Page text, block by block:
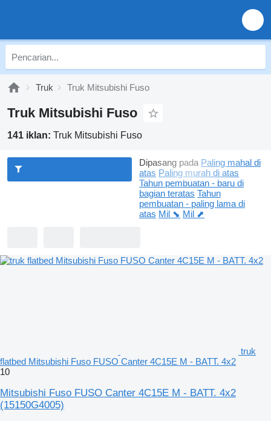
Truk Truk Mitsubishi Fuso
Truk Mitsubishi Fuso
141 iklan: Truk Mitsubishi Fuso
Dipasang pada Paling mahal di
atas Paling murah di atas
Tahun pembuatan - baru di
bagian teratas Tahun
pembuatan - paling lama di
atas Mil ⬊ Mil ⬈
truk
flatbed Mitsubishi Fuso FUSO Canter 4C15E M - BATT. 4x2
10
Mitsubishi Fuso FUSO Canter 4C15E M - BATT. 4x2
(15150G4005)